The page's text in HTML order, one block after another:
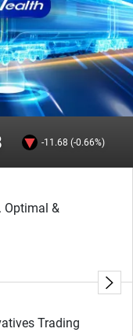
-11.68 (-0.66%)
Optimal &
Trading